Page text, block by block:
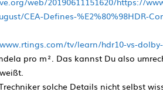
CEA-Defines-%E2%80%98HDR-
tv/learn/hdr10-vs-
pro m². Das kannst Du also
solche Details nicht selbst